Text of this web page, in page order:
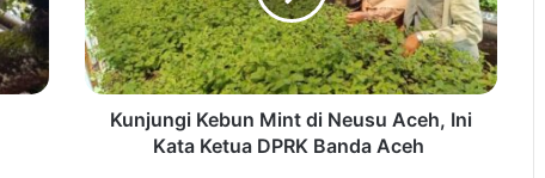
Isi Seminar di Aceh, Begini Pesan
Teuku Riefky Harsya
Kunjungi Kebun Mint di Neusu Aceh, Ini
Kata Ketua DPRK Banda Aceh